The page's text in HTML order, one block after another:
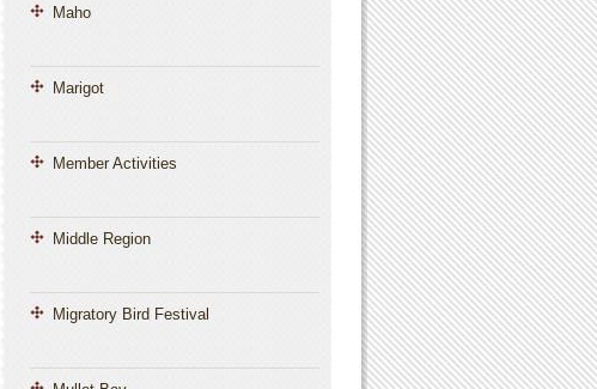
Maho
Marigot
Member Activities
Middle Region
Migratory Bird Festival